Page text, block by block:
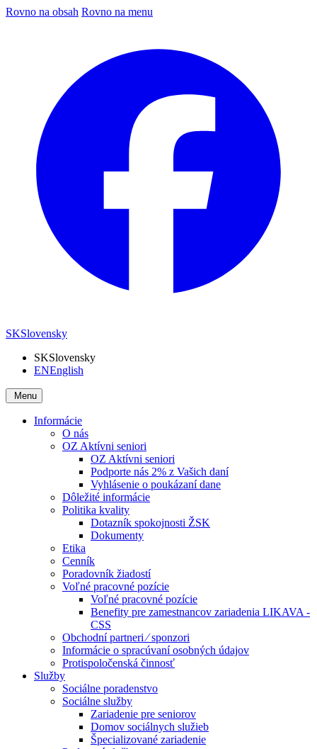
Rovno na obsah Rovno na menu
SKSlovensky
SKSlovensky
ENEnglish
Menu
Informácie
O nás
OZ Aktívni seniori
OZ Aktívni seniori
Podporte nás 2% z Vašich daní
Vyhlásenie o poukázaní dane
Dôležité informácie
Politika kvality
Dotazník spokojnosti ŽSK
Dokumenty
Etika
Cenník
Poradovník žiadostí
Voľné pracovné pozície
Voľné pracovné pozície
Benefity pre zamestnancov zariadenia LIKAVA -
CSS
Obchodní partneri ⁄ sponzori
Informácie o spracúvaní osobných údajov
Protispoločenská činnosť
Služby
Sociálne poradenstvo
Sociálne služby
Zariadenie pre seniorov
Domov sociálnych služieb
Špecializované zariadenie